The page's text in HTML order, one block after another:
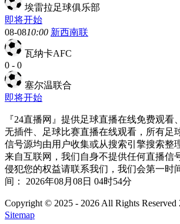
埃雷拉足球俱乐部
即将开始
08-0810:00 新西南联
瓦纳卡AFC
0 - 0
塞尔温联合
即将开始
『24直播网』提供足球直播在线免费观看
无插件、足球比赛直播在线观看，所有足
信号源均由用户收集或从搜索引擎搜索整
来自互联网，我们自身不提供任何直播信
侵犯您的权益请联系我们，我们会第一时
间： 2026年08月08日 04时54分
Copyright © 2025 - 2026 All Rights
Sitemap